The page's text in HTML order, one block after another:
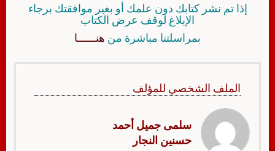
إذا تم نشر كتابك دون علمك أو بغير موافقتك برجاء
الإبلاغ لوقف عرض الكتاب
بمراسلتنا مباشرة من هنــــــا
الملف الشخصي للمؤلف
سلمى جميل أحمد
حسنين النجار